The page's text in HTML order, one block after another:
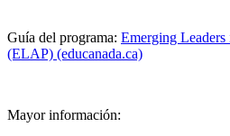
Guía del programa: Emerging
(ELAP) (educanada.ca)
Mayor información: